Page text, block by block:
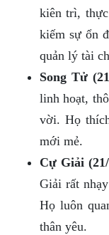
kiên trì,
kiếm sự ổn
quản lý tài
Song Tử
linh hoạt,
vời. Họ
mới mẻ.
Cự Giải
Giải rất
Họ luôn
thân yêu.